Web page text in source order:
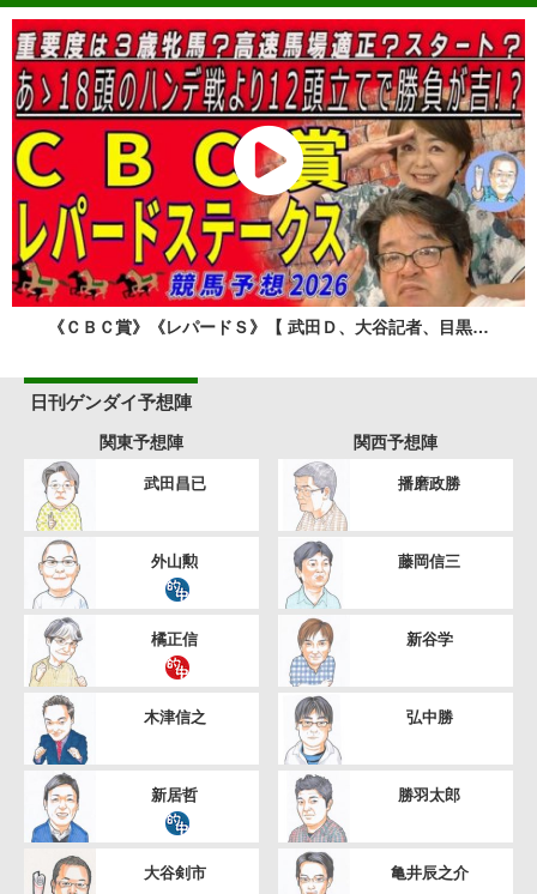
《ＣＢＣ賞》《レパードＳ》【 武田Ｄ、大谷記者、目黒…
日刊ゲンダイ予想陣
関東予想陣
武田昌已
外山勲
橘正信
木津信之
新居哲
大谷剣市
関西予想陣
播磨政勝
藤岡信三
新谷学
弘中勝
勝羽太郎
亀井辰之介